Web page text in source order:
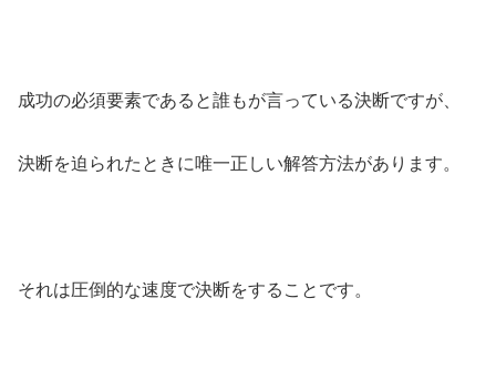
成功の必須要素であると誰もが言っている決断ですが、
決断を迫られたときに唯一正しい解答方法があります。
それは圧倒的な速度で決断をすることです。